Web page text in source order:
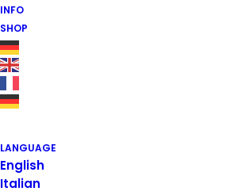
INFO
SHOP
LANGUAGE
English
Italian
Umsatzsteuer-ID
Umsatzsteuer-Identifikationsnummer